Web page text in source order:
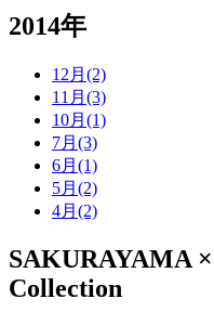
2014年
12月(2)
11月(3)
10月(1)
7月(3)
6月(1)
5月(2)
4月(2)
SAKURAYAMA
Collection